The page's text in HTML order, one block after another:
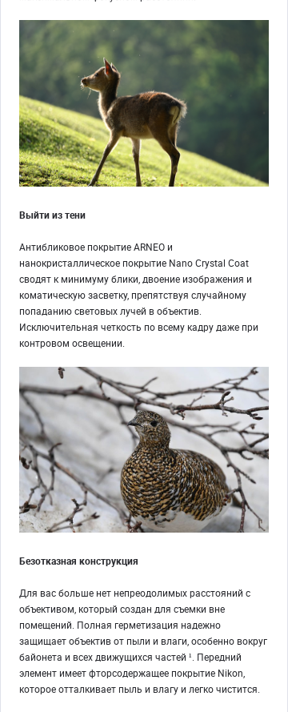
Выйти из тени
Антибликовое покрытие ARNEO и
нанокристаллическое покрытие Nano Crystal Coat
сводят к минимуму блики, двоение изображения и
коматическую засветку, препятствуя случайному
попаданию световых лучей в объектив.
Исключительная четкость по всему кадру даже при
контровом освещении.
Безотказная конструкция
Для вас больше нет непреодолимых расстояний с
объективом, который создан для съемки вне
помещений. Полная герметизация надежно
защищает объектив от пыли и влаги, особенно вокруг
байонета и всех движущихся частей ¹. Передний
элемент имеет фторсодержащее покрытие Nikon,
которое отталкивает пыль и влагу и легко чистится.